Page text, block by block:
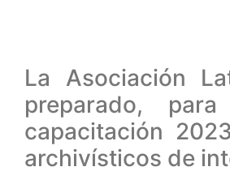
La Asociación
preparado,
capacitación
archivísticos de